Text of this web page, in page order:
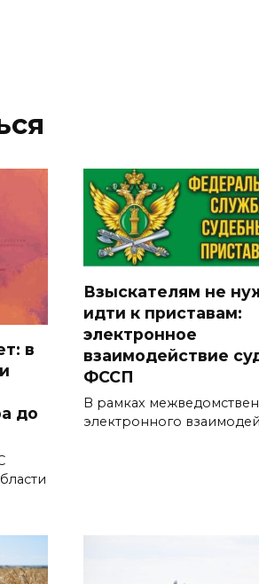
Донская инициатива:
для инвалидов станет
05 августа 2026 17:18
Пламя не пощадило
Ростове
05 августа 2026 17:09
Пробка длиной в 10 км
сковала движение на М-4
«Дон» под Шахтами
острым коронарным
в
до
Взыскателям не
идти к приставам:
электронное
взаимодействие
ФССП
В рамках
электронного